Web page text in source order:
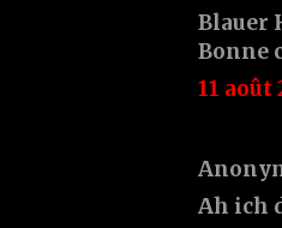
Blauer
Bonne
11 août
Ah ich